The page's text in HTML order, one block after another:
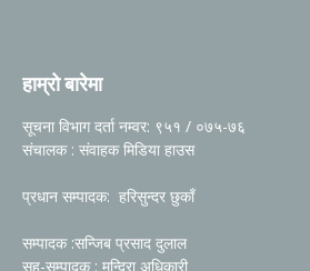
हाम्रो बारेमा
सूचना विभाग दर्ता नम्वर: ९५१ / ०७५-७६
संचालक : संवाहक मिडिया हाउस
प्रधान सम्पादक: हरिसुन्दर छुकाँ
सम्पादक :सन्जिब प्रसाद दुलाल
सह-सम्पादक : मन्दिरा अधिकारी